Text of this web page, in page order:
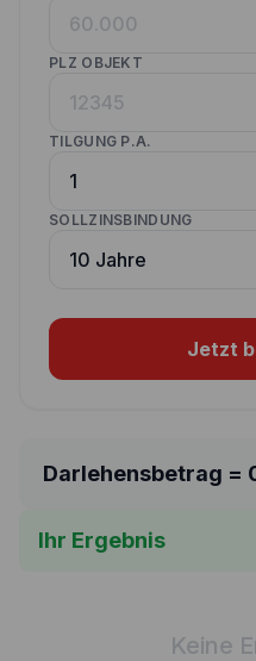
PLZ OBJEKT
TILGUNG P.A.
SOLLZINSBINDUNG
Jetzt
Darlehensbetrag =
Ihr Ergebnis
Keine